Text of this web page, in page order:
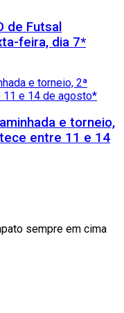
de Futsal
feira, dia 7*
e torneio,
entre 11 e 14
sempre em cima